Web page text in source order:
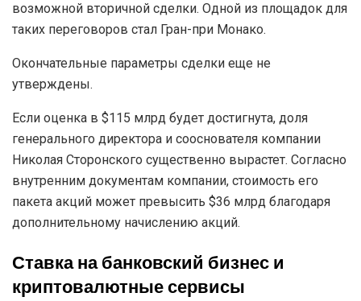
возможной вторичной сделки. Одной из площадок для
таких переговоров стал Гран-при Монако.
Окончательные параметры сделки еще не
утверждены.
Если оценка в $115 млрд будет достигнута, доля
генерального директора и сооснователя компании
Николая Сторонского существенно вырастет. Согласно
внутренним документам компании, стоимость его
пакета акций может превысить $36 млрд благодаря
дополнительному начислению акций.
Ставка на банковский бизнес и
криптовалютные сервисы